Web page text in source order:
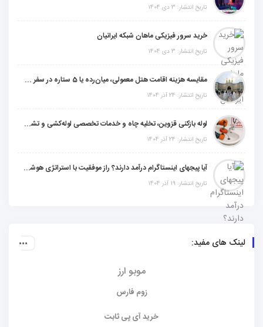
تاریخ انتشار: 3 دی 1404
خرید سرور فیزیکی ماهان شبکه ایرانیان
تاریخ انتشار: 3 دی 1404
مقایسه هزینه اقامت هتل معمولی، میان‌رده یا 5 ستاره در سفر زیارتی عراق
تاریخ انتشار: 24 آذر 1404
لوله بازکنی قزوین، تخلیه چاه و خدمات تخصصی لوله‌کشی و تشخیص ترکیدگی
تاریخ انتشار: 24 آذر 1404
آیا پیجهای اینستاگرام درآمد دارند؟ راز موفقیت با استراتژی هوشمندانه
تاریخ انتشار: 19 آذر 1404
لینک های مفید:
موبو ارز
زوم فارس
خرید آی پی ثابت